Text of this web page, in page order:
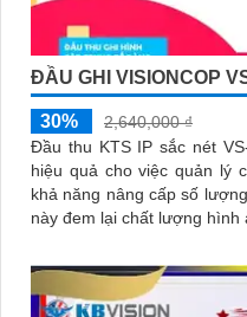
ĐẦU GHI VISIONCOP
30%
2,640,000 ₫
Đầu thu KTS IP sắc nét
hiệu quả cho việc quản lý
khả năng nâng cấp số
này đem lại chất lượng hình